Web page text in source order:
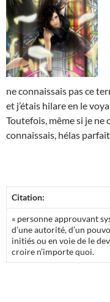
ne connaissais pas ce
et j’étais hilare en le
Toutefois, même si je ne
connaissais, hélas
Citation:
« personne approuvant
d’une autorité, d’un
initiés ou en voie de le
croire n’importe quoi.